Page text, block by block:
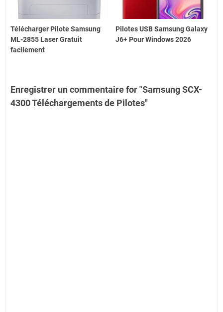
Télécharger Pilote Samsung
ML-2855 Laser Gratuit
facilement
Pilotes USB Samsung Galaxy
J6+ Pour Windows 2026
Enregistrer un commentaire for "Samsung SCX-
4300 Téléchargements de Pilotes"